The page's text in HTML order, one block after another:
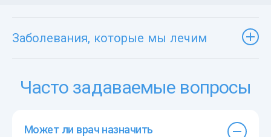
Заболевания, которые мы лечим
Часто задаваемые вопросы
Может ли врач назначить